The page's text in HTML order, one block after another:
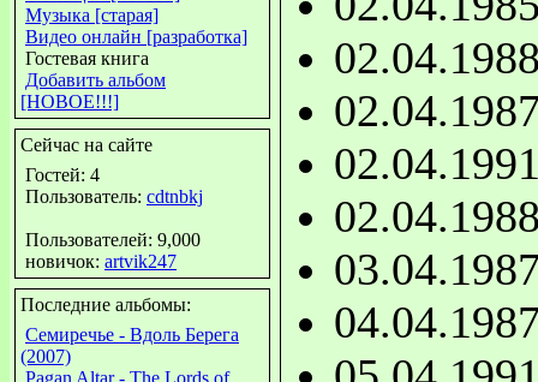
Музыка [старая]
Видео онлайн [разработка]
Гостевая книга
Добавить альбом
[НОВОЕ!!!]
Сейчас на сайте
Гостей: 4
Пользователь: cdtnbkj
Пользователей: 9,000
новичок: artvik247
Последние альбомы:
Семиречье - Вдоль Берега
(2007)
Pagan Altar - The Lords of